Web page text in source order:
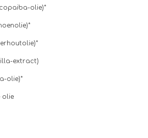
olie)*
extract)
olie)*
olie